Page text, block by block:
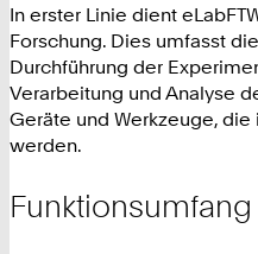
In erster Linie dient
Forschung. Dies umfasst
Durchführung der
Verarbeitung und Analyse
Geräte und Werkzeuge,
werden.